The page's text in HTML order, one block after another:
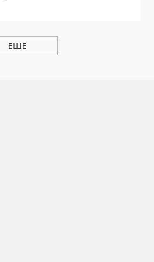
ЕЩЕ